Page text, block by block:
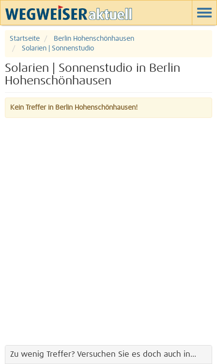
Startseite
Berlin Hohenschönhausen
Solarien | Sonnenstudio
Solarien | Sonnenstudio in Berlin
Hohenschönhausen
Kein Treffer in Berlin Hohenschönhausen!
Zu wenig Treffer? Versuchen Sie es doch auch in...